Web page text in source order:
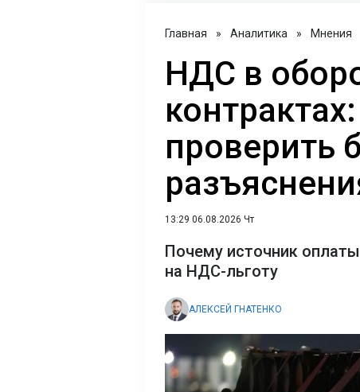
Главная » Аналитика » Мнения
НДС в
проверить
13:29 06.08.2026 Чт
Почему источник
на НДС-льготу
АЛЕКСЕЙ ГНАТЕНКО